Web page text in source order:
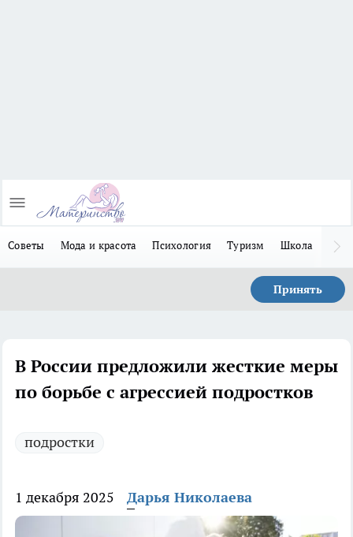
Советы Мода и красота Психология Туризм Школа
Принять
В России предложили жесткие меры
по борьбе с агрессией подростков
подростки
1 декабря 2025 Дарья Николаева